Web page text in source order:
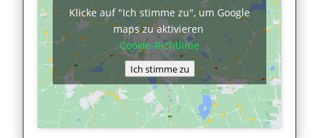
Klicke auf "Ich stimme zu", um Google
maps zu aktivieren
Cookie-Richtlinie
Ich stimme zu